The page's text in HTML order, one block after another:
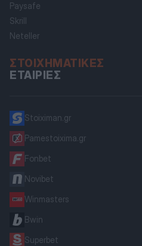
Paysafe
Skrill
Neteller
ΣΤΟΙΧΗΜΑΤΙΚΈΣ
ΕΤΑΙΡΊΕΣ
Stoiximan.gr
Pamestoixima.gr
Fonbet
Novibet
Winmasters
Bwin
Superbet